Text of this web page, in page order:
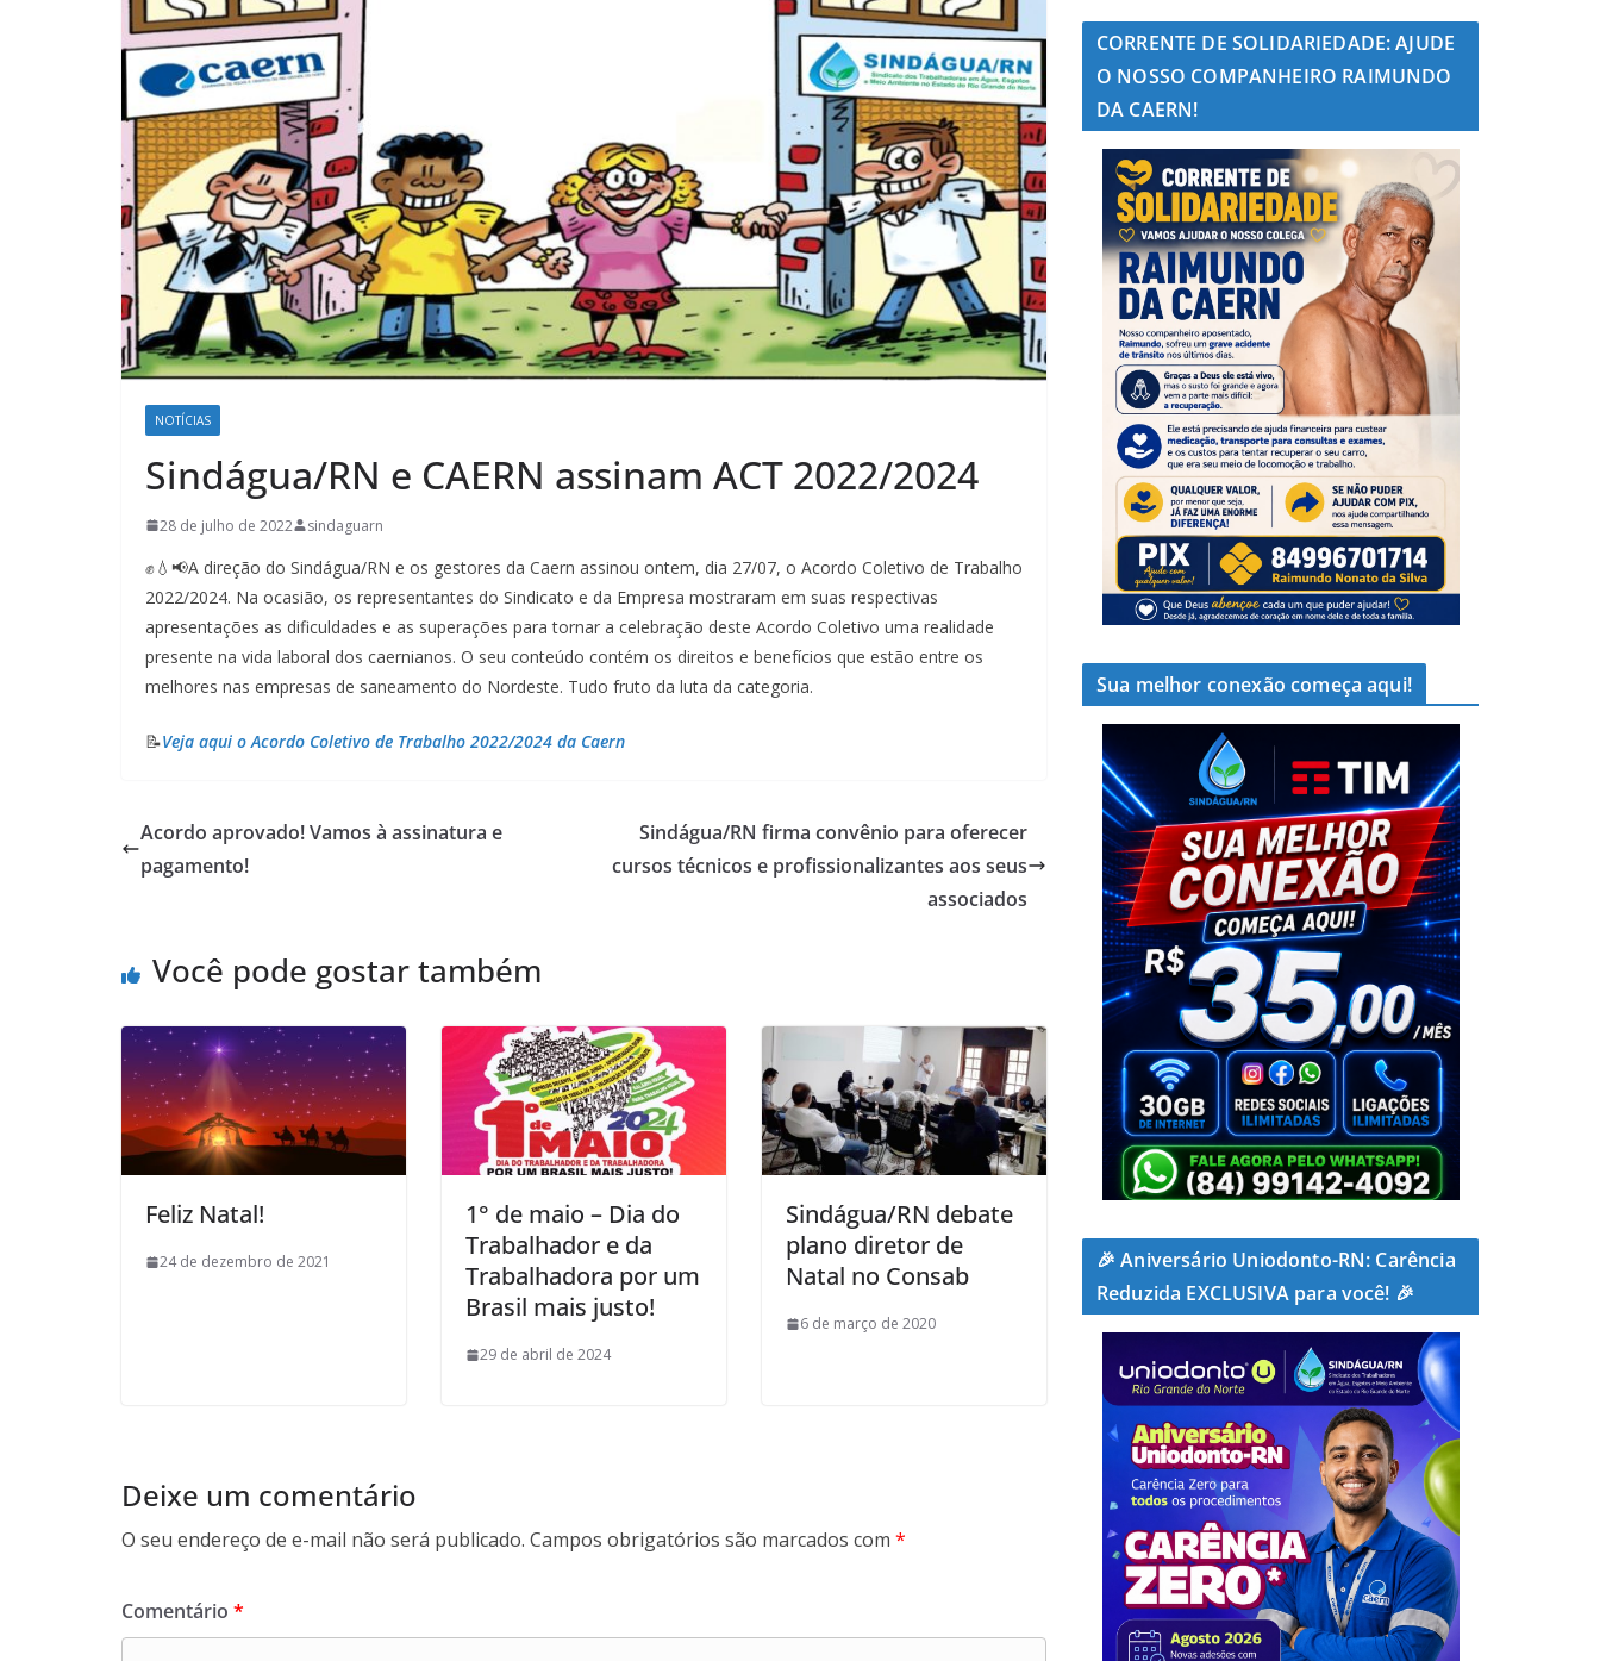
NOTÍCIAS
Sindágua/RN e CAERN assinam ACT 2022/2024
28 de julho de 2022 sindaguarn
✊💧📢A direção do Sindágua/RN e os gestores da Caern assinou ontem, dia 27/07, o Acordo Coletivo de Trabalho
2022/2024. Na ocasião, os representantes do Sindicato e da Empresa mostraram em suas respectivas
apresentações as dificuldades e as superações para tornar a celebração deste Acordo Coletivo uma realidade
presente na vida laboral dos caernianos. O seu conteúdo contém os direitos e benefícios que estão entre os
melhores nas empresas de saneamento do Nordeste. Tudo fruto da luta da categoria.
📝Veja aqui o Acordo Coletivo de Trabalho 2022/2024 da Caern
Acordo aprovado! Vamos à assinatura e
pagamento!
Sindágua/RN firma convênio para oferecer
cursos técnicos e profissionalizantes aos seus
associados
Você pode gostar também
Feliz Natal!
24 de dezembro de 2021
1° de maio – Dia do
Trabalhador e da
Trabalhadora por um
Brasil mais justo!
29 de abril de 2024
Sindágua/RN debate
plano diretor de
Natal no Consab
6 de março de 2020
Deixe um comentário
O seu endereço de e-mail não será publicado. Campos obrigatórios são marcados com *
Comentário *
CORRENTE DE SOLIDARIEDADE: AJUDE
O NOSSO COMPANHEIRO RAIMUNDO
DA CAERN!
Sua melhor conexão começa aqui!
🎉 Aniversário Uniodonto-RN: Carência
Reduzida EXCLUSIVA para você! 🎉